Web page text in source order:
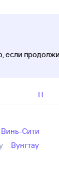
П
Винь-Сити
Вунгтау